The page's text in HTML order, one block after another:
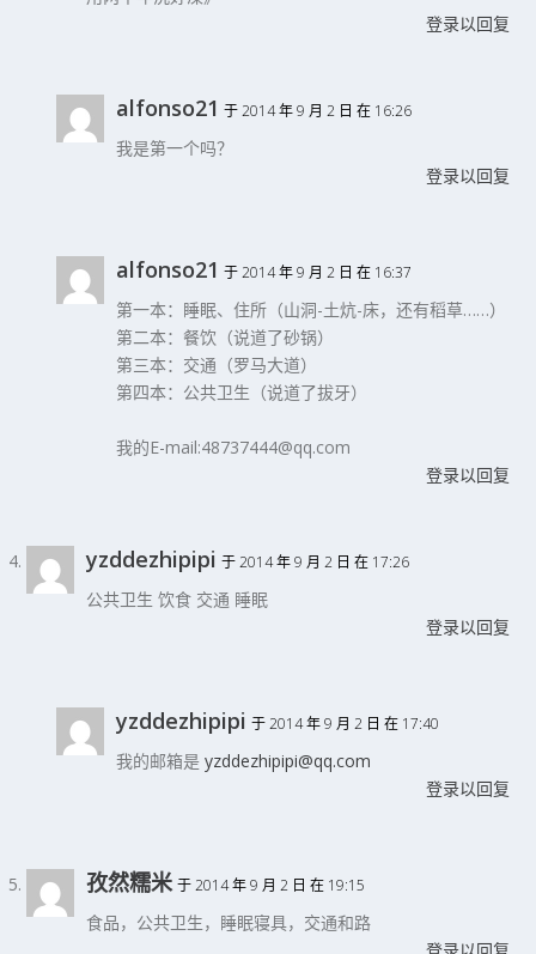
登录以回复
alfonso21 于 2014 年 9 月 2 日 在 16:26
我是第一个吗？
登录以回复
alfonso21 于 2014 年 9 月 2 日 在 16:37
第一本：睡眠、住所（山洞-土炕-床，还有稻草……）
第二本：餐饮（说道了砂锅）
第三本：交通（罗马大道）
第四本：公共卫生（说道了拔牙）
我的E-mail:48737444@qq.com
登录以回复
yzddezhipipi 于 2014 年 9 月 2 日 在 17:26
公共卫生 饮食 交通 睡眠
登录以回复
yzddezhipipi 于 2014 年 9 月 2 日 在 17:40
我的邮箱是yzddezhipipi@qq.com
登录以回复
孜然糯米 于 2014 年 9 月 2 日 在 19:15
食品，公共卫生，睡眠寝具，交通和路